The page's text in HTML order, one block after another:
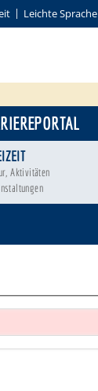
Leichte Sprache
Aktivitäten